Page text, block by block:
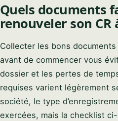
Quels documents
renouveler son CR
Collecter les bons
avant de commencer vous
dossier et les pertes de
requises varient légèrement
société, le type
exercées, mais la checklist